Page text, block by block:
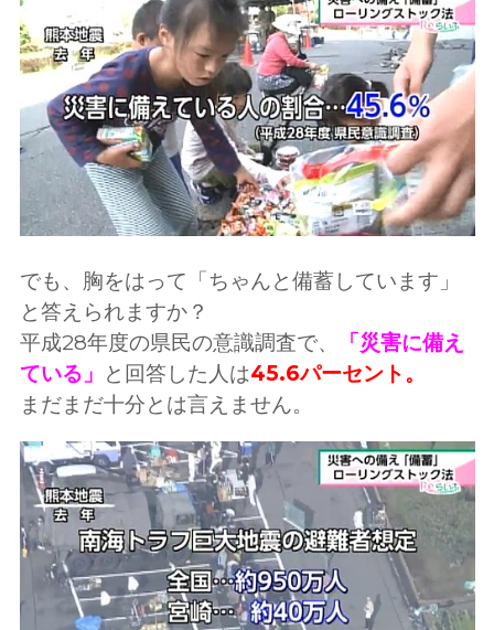
でも、胸をはって「ちゃんと備蓄しています」
と答えられますか？
平成28年度の県民の意識調査で、
「災害に備え
ている」 と回答した人は45.6パーセント。
まだまだ十分とは言えません。